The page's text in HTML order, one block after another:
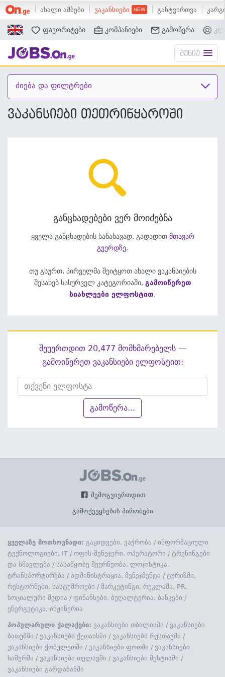
ახალი ამბები ვაკანსიები განტვირთვა
ძებნა
ფავორიტები კომპანიები გამოწერა
მენიუ
ძიება და ფილტრები
ვაკანსიები თეთრიწყაროში
განცხადებები ვერ მოიძებნა
ყველა განცხადების სანახავად, გადადით მთავარ
გვერდზე.
თუ გსურთ, პირველმა შეიტყოთ ახალი ვაკანსიების
შესახებ სასურველ კატეგორიაში, გამოიწერეთ
სიახლეები ელფოსტით.
შეუერთდით 20,477 მომხმარებელს —
გამოიწერეთ ვაკანსიები ელფოსტით:
გამოწერა...
შემოგვიერთდით
გამოქვეყნების პირობები
ყველაზე მოთხოვნადი: გაყიდვები, ვაჭრობა / ინფორმაციული
ტექნოლოგიები, IT / ოფის-მენეჯერი, ოპერატორი / ტრენინგები
და სწავლება / სასაწყობე მეურნეობა, ლოჯისტიკა,
ტრანსპორტირება / ადმინისტრაცია, მენეჯმენტი / ტურიზმი,
რესტორნები, სასტუმროები / მარკეტინგი, რეკლამა, PR,
სოციალური მედია / ფინანსები, ბუღალტერია, ბანკები /
ენერგეტიკა, ინჟინერია
პოპულარული ქალაქები: ვაკანსიები თბილისში / ვაკანსიები
ბათუმში / ვაკანსიები ქუთაისში / ვაკანსიები რუსთავში /
ვაკანსიები ქობულეთში / ვაკანსიები ფოთში / ვაკანსიები
ხაშურში / ვაკანსიები თელავში / ვაკანსიები მესტიაში /
ვაკანსიები გარდაბანში